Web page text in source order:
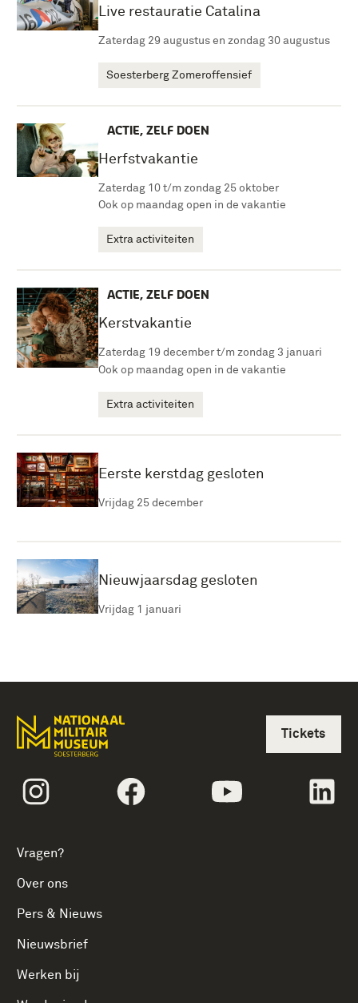
Live restauratie Catalina
Zaterdag 29 augustus en zondag 30 augustus
Soesterberg Zomeroffensief
ACTIE, ZELF DOEN
Herfstvakantie
Zaterdag 10 t/m zondag 25 oktober
Ook op maandag open in de vakantie
Extra activiteiten
ACTIE, ZELF DOEN
Kerstvakantie
Zaterdag 19 december t/m zondag 3 januari
Ook op maandag open in de vakantie
Extra activiteiten
Eerste kerstdag gesloten
Vrijdag 25 december
Nieuwjaarsdag gesloten
Vrijdag 1 januari
volgtekstInstagramvolgtekstFacebookvolgtekstYoutube
Vragen?
Over ons
Pers & Nieuws
Nieuwsbrief
Werken bij
Tickets